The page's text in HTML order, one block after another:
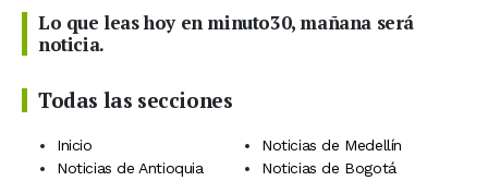
Lo que leas hoy en minuto30, mañana será
noticia.
Todas las secciones
Inicio
Noticias de Medellín
Noticias de Antioquia
Noticias de Bogotá